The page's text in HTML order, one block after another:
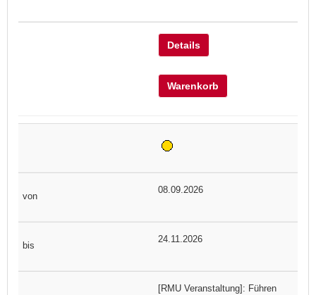
Details
Warenkorb
08.09.2026
24.11.2026
[RMU Veranstaltung]: Führen